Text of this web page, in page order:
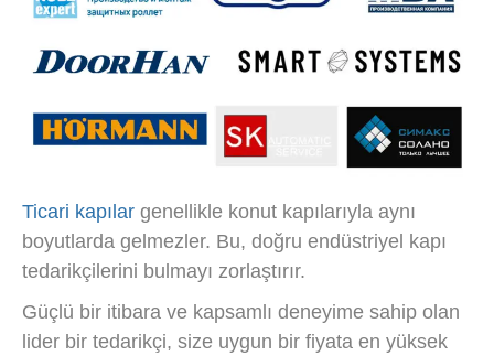
Ticari kapılar genellikle konut kapılarıyla aynı
boyutlarda gelmezler. Bu, doğru endüstriyel kapı
tedarikçilerini bulmayı zorlaştırır.
Güçlü bir itibara ve kapsamlı deneyime sahip olan
lider bir tedarikçi, size uygun bir fiyata en yüksek